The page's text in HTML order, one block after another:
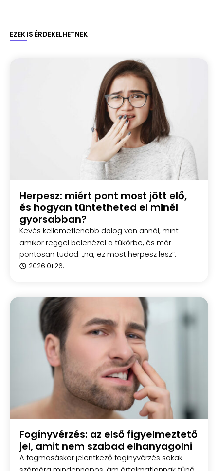
EZEK IS ÉRDEKELHETNEK
Herpesz: miért pont most jött elő,
és hogyan tüntetheted el minél
gyorsabban?
Kevés kellemetlenebb dolog van annál, mint
amikor reggel belenézel a tükörbe, és már
pontosan tudod: „na, ez most herpesz lesz”.
2026.01.26.
Fogínyvérzés: az első figyelmeztető
jel, amit nem szabad elhanyagolni
A fogmosáskor jelentkező fogínyvérzés sokak